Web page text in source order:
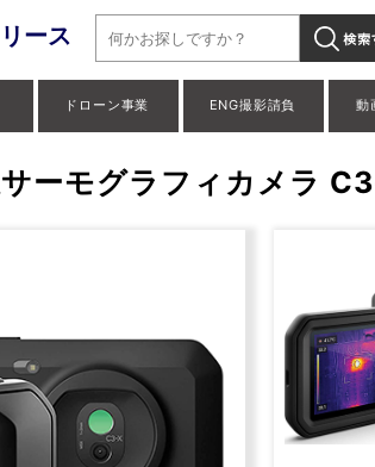
ース
ドローン事業 ENG撮影請負 動
ーモグラフィカメラ